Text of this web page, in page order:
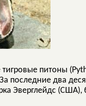
питоны
последние два
Эверглейдс